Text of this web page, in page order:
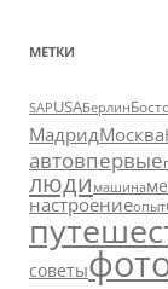
МЕТКИ
SAPUSAБерлин
МадридМосква
автовпервые
люди машина
настроениеопыт
советы